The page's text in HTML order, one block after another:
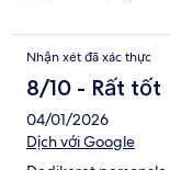
Nhận xét đã xác thực
8/10 - Rất tốt
04/01/2026
Dịch với Google